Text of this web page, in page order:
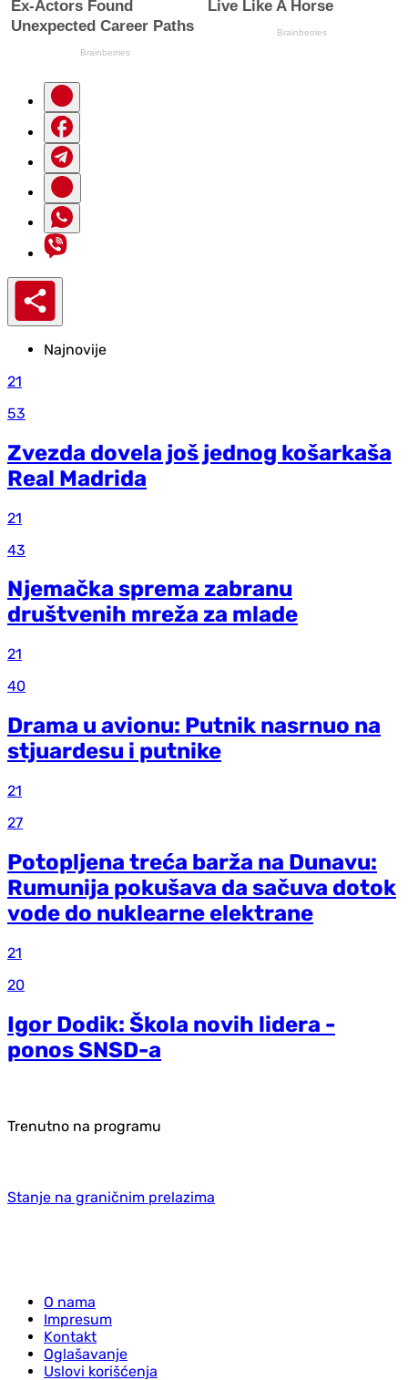
Najnovije
21
53
Zvezda dovela još jednog košarkaša
Real Madrida
21
43
Njemačka sprema zabranu
društvenih mreža za mlade
21
40
Drama u avionu: Putnik nasrnuo na
stjuardesu i putnike
21
27
Potopljena treća barža na Dunavu:
Rumunija pokušava da sačuva dotok
vode do nuklearne elektrane
21
20
Igor Dodik: Škola novih lidera -
ponos SNSD-a
Trenutno na programu
Stanje na graničnim prelazima
O nama
Impresum
Kontakt
Oglašavanje
Uslovi korišćenja